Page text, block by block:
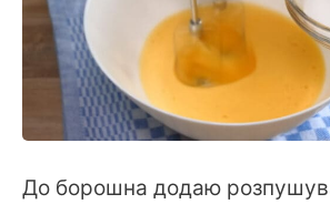
До борошна додаю